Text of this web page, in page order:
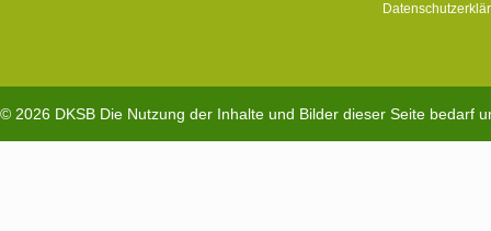
© 2026 DKSB Die Nutzung der Inhalte und Bilder dieser Seite bedarf